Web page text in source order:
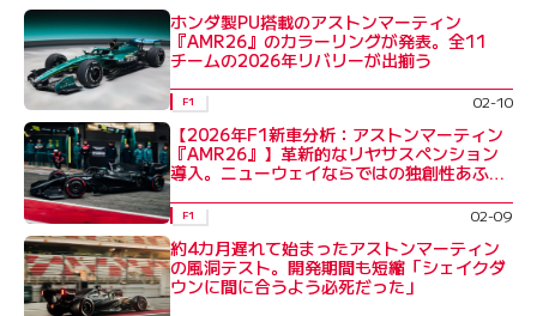
ホンダ製PU搭載のアストンマーティン
『AMR26』のカラーリングが発表。全11
チームの2026年リバリーが出揃う
F1 02-10
【2026年F1新車分析：アストンマーティン
『AMR26』】革新的なリヤサスペンション
導入。ニューウェイならではの独創性あふれ
F1 02-09
約4カ月遅れて始まったアストンマーティン
の風洞テスト。開発期間も短縮「シェイクダ
ウンに間に合うよう必死だった」